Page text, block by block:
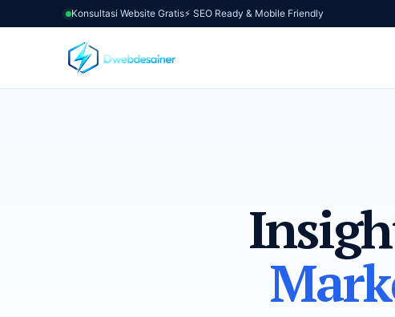
Konsultasi Website Gratis⚡ SEO Ready & Mobile Friendly